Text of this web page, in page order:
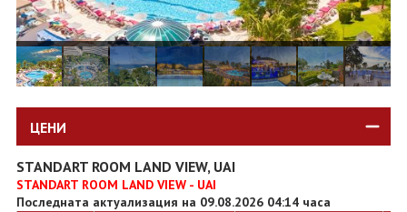
ЦЕНИ
STANDART ROOM LAND VIEW, UAI
STANDART ROOM LAND VIEW - UAI
Последната актуализация на 09.08.2026 04:14 часа